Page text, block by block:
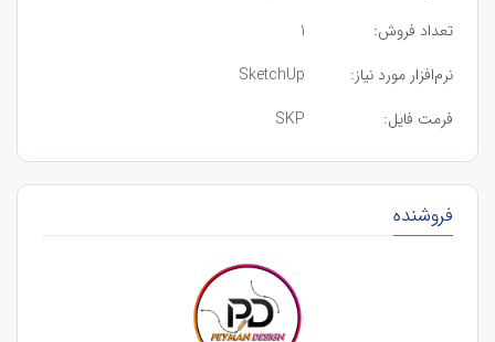
تعداد فروش:
1
نرم‌افزار مورد نیاز:
SketchUp
فرمت فایل:
SKP
فروشنده